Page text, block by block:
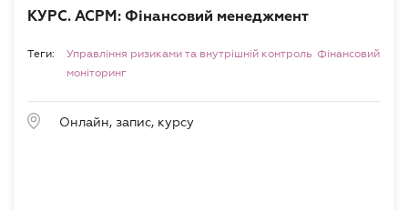
КУРС. АСРМ: Фінансовий менеджмент
Теги: Управління ризиками та внутрішній контроль Фінансовий
моніторинг
Онлайн, запис, курсу